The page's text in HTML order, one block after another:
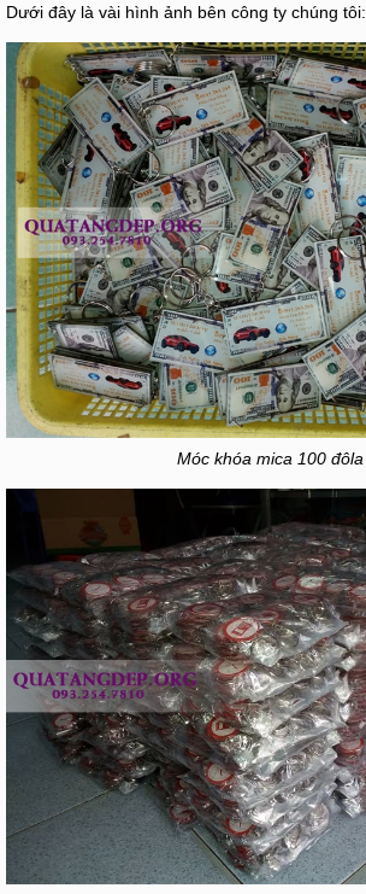
Dưới đây là vài hình ảnh bên công ty chúng tôi:
Móc khóa mica 100 đôla